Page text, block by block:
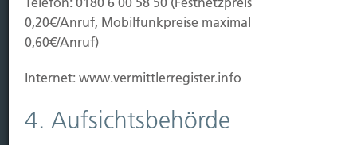
Leben
Vorsorgen
Sichern
Immobilien Vers.
Kauf Grundstück
Baubeginn
0,20€/Anruf, Mobilfunkpreise maximal
0,60€/Anruf)
Internet: www.vermittlerregister.info
4. Aufsichtsbehörde